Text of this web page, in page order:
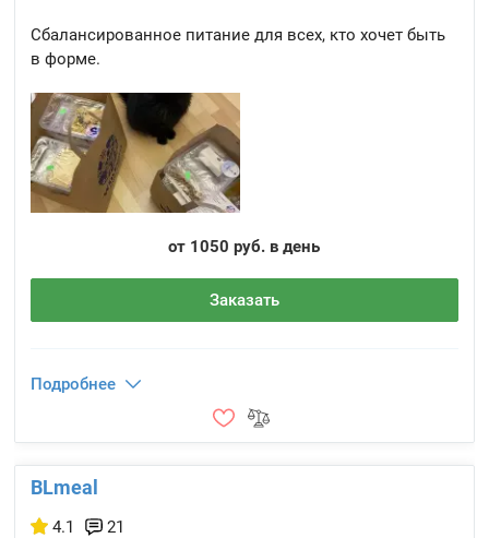
Сбалансированное питание для всех, кто хочет быть
в форме.
от 1050 руб. в день
Заказать
Подробнее
BLmeal
4.1 21